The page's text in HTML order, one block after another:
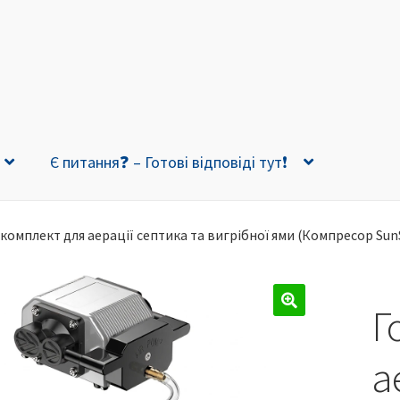
Є питання❓ – Готові відповіді тут❗
для аерації септика та вигрібної ями (Компресор